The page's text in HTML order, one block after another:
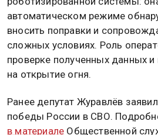
автоматическом режиме
вносить поправки и
сложных условиях. Роль
проверке полученных данных
на открытие огня.
Ранее депутат Журавлёв
победы России в СВО.
в материале Общественной